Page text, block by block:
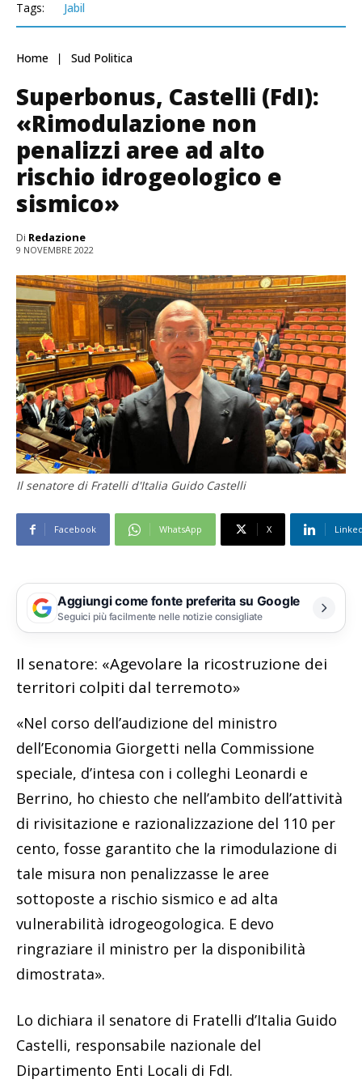
Tags: Jabil
Home Sud Politica
Superbonus, Castelli (FdI):
«Rimodulazione non
penalizzi aree ad alto
rischio idrogeologico e
sismico»
Di Redazione
9 NOVEMBRE 2022
Il senatore di Fratelli d'Italia Guido Castelli
Facebook WhatsApp X
Aggiungi come fonte preferita su Google
Seguici più facilmente nelle notizie consigliate
Il senatore: «Agevolare la ricostruzione dei
territori colpiti dal terremoto»
«Nel corso dell’audizione del ministro
dell’Economia Giorgetti nella Commissione
speciale, d’intesa con i colleghi Leonardi e
Berrino, ho chiesto che nell’ambito dell’attività
di rivisitazione e razionalizzazione del 110 per
cento, fosse garantito che la rimodulazione di
tale misura non penalizzasse le aree
sottoposte a rischio sismico e ad alta
vulnerabilità idrogeogologica. E devo
ringraziare il ministro per la disponibilità
dimostrata».
Lo dichiara il senatore di Fratelli d’Italia Guido
Castelli, responsabile nazionale del
Dipartimento Enti Locali di FdI.